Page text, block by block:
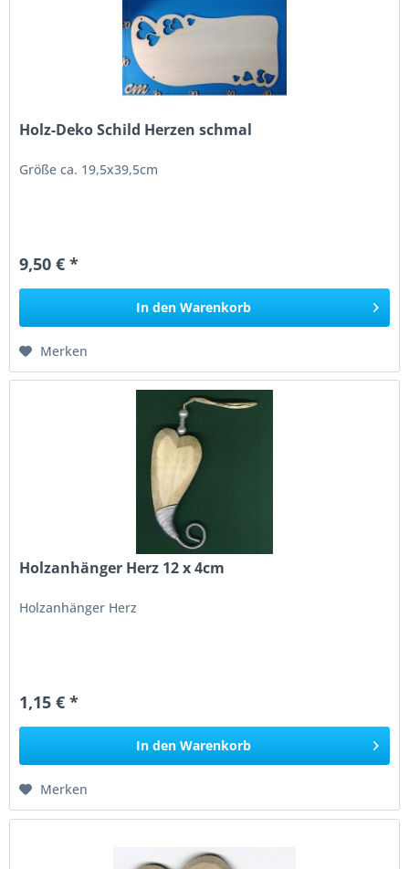
Holz-Deko Schild Herzen schmal
Größe ca. 19,5x39,5cm
9,50 € *
In den Warenkorb
Merken
Holzanhänger Herz 12 x 4cm
Holzanhänger Herz
1,15 € *
In den Warenkorb
Merken